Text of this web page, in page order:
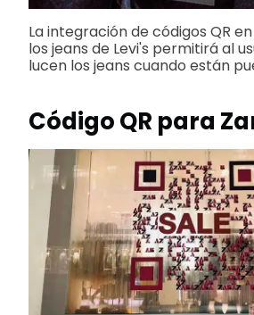
La integración de códigos QR
los jeans de Levi's permitirá al
lucen los jeans cuando están
Código QR para